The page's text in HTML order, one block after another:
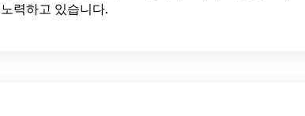
노력하고 있습니다.